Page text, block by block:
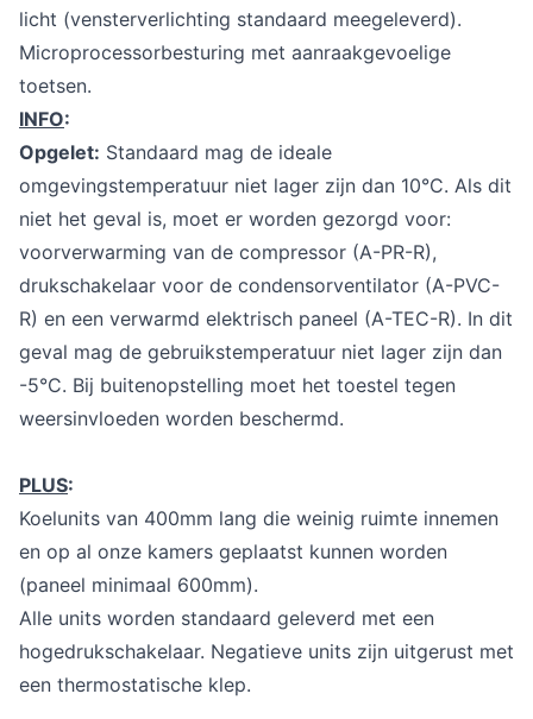
licht (vensterverlichting standaard meegeleverd).
Microprocessorbesturing met aanraakgevoelige
toetsen.
INFO:
Opgelet: Standaard mag de ideale
omgevingstemperatuur niet lager zijn dan 10°C. Als dit
niet het geval is, moet er worden gezorgd voor:
voorverwarming van de compressor (A-PR-R),
drukschakelaar voor de condensorventilator (A-PVC-
R) en een verwarmd elektrisch paneel (A-TEC-R). In dit
geval mag de gebruikstemperatuur niet lager zijn dan
-5°C. Bij buitenopstelling moet het toestel tegen
weersinvloeden worden beschermd.
PLUS:
Koelunits van 400mm lang die weinig ruimte innemen
en op al onze kamers geplaatst kunnen worden
(paneel minimaal 600mm).
Alle units worden standaard geleverd met een
hogedrukschakelaar. Negatieve units zijn uitgerust met
een thermostatische klep.